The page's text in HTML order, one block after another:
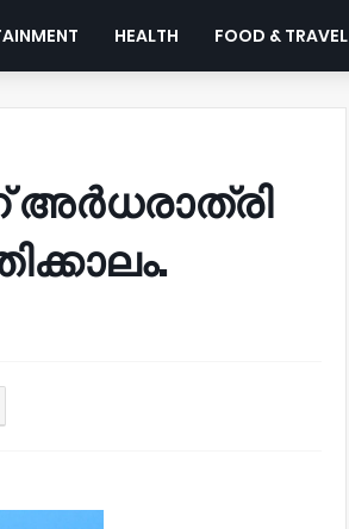
HEALTH FOOD & TRAVEL
അർധരാത്രി